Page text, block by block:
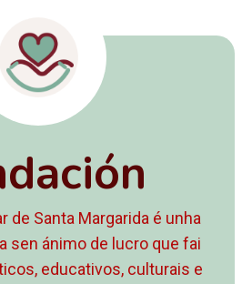
de Santa Margarida é unha
sen ánimo de lucro que fai
educativos, culturais e